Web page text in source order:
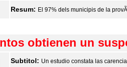
Resum: El 97% dels municipis de la
obtienen un
Subtitol: Un estudio constata las